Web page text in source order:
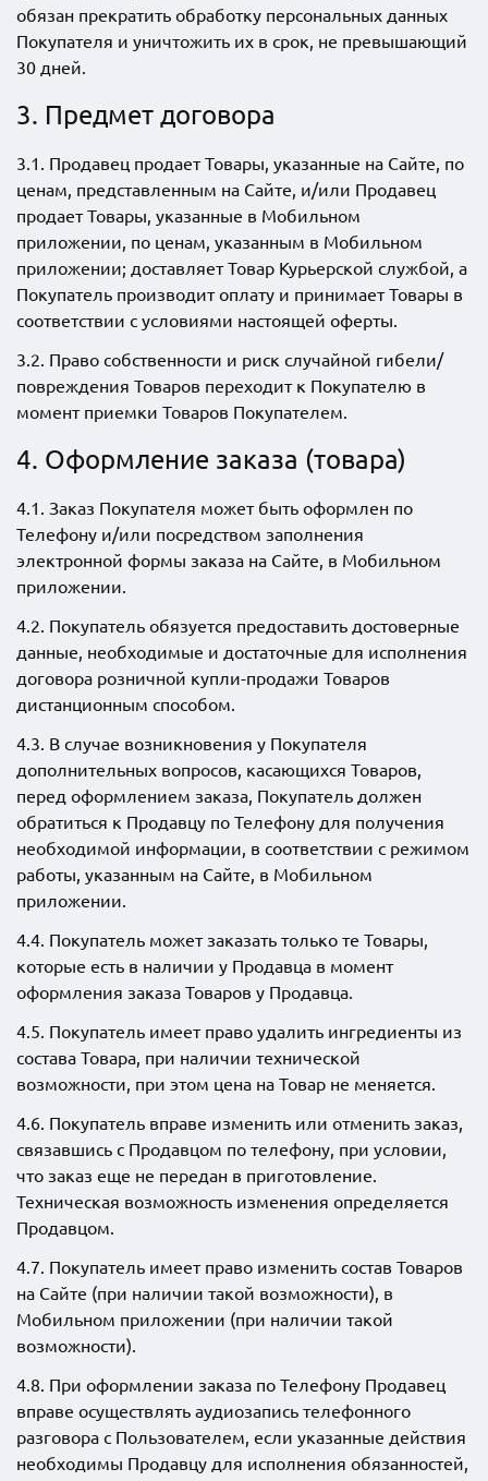
обязан прекратить обработку персональных данных
Покупателя и уничтожить их в срок, не превышающий
30 дней.
3. Предмет договора
3.1. Продавец продает Товары, указанные на Сайте, по
ценам, представленным на Сайте, и/или Продавец
продает Товары, указанные в Мобильном
приложении, по ценам, указанным в Мобильном
приложении; доставляет Товар Курьерской службой, а
Покупатель производит оплату и принимает Товары в
соответствии с условиями настоящей оферты.
3.2. Право собственности и риск случайной гибели/
повреждения Товаров переходит к Покупателю в
момент приемки Товаров Покупателем.
4. Оформление заказа (товара)
4.1. Заказ Покупателя может быть оформлен по
Телефону и/или посредством заполнения
электронной формы заказа на Сайте, в Мобильном
приложении.
4.2. Покупатель обязуется предоставить достоверные
данные, необходимые и достаточные для исполнения
договора розничной купли-продажи Товаров
дистанционным способом.
4.3. В случае возникновения у Покупателя
дополнительных вопросов, касающихся Товаров,
перед оформлением заказа, Покупатель должен
обратиться к Продавцу по Телефону для получения
необходимой информации, в соответствии с режимом
работы, указанным на Сайте, в Мобильном
приложении.
4.4. Покупатель может заказать только те Товары,
которые есть в наличии у Продавца в момент
оформления заказа Товаров у Продавца.
4.5. Покупатель имеет право удалить ингредиенты из
состава Товара, при наличии технической
возможности, при этом цена на Товар не меняется.
4.6. Покупатель вправе изменить или отменить заказ,
связавшись с Продавцом по телефону, при условии,
что заказ еще не передан в приготовление.
Техническая возможность изменения определяется
Продавцом.
4.7. Покупатель имеет право изменить состав Товаров
на Сайте (при наличии такой возможности), в
Мобильном приложении (при наличии такой
возможности).
4.8. При оформлении заказа по Телефону Продавец
вправе осуществлять аудиозапись телефонного
разговора с Пользователем, если указанные действия
необходимы Продавцу для исполнения обязанностей,